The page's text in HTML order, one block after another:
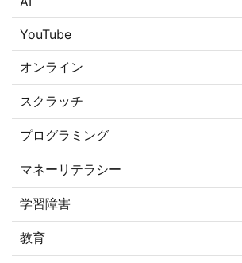
YouTube
オンライン
スクラッチ
プログラミング
マネーリテラシー
学習障害
教育